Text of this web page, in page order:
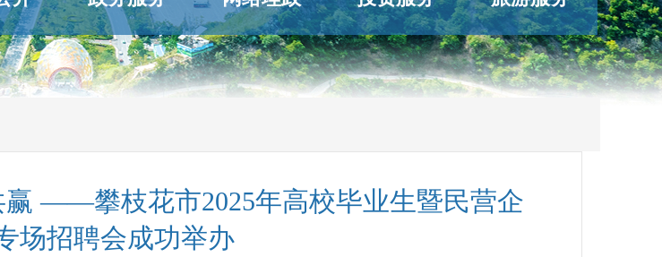
——攀枝花市2025年高校毕业生暨民营企
场招聘会成功举办